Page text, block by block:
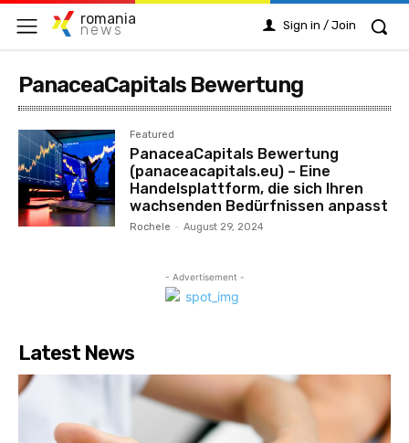
romania
news Sign in / Join
PanaceaCapitals Bewertung
Featured
PanaceaCapitals Bewertung
(panaceacapitals.eu) – Eine
Handelsplattform, die sich Ihren
wachsenden Bedürfnissen anpasst
Rochele - August 29, 2024
- Advertisement -
Latest News